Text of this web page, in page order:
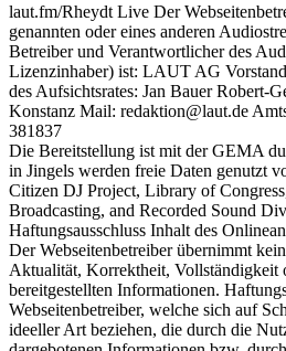
laut.fm/Rheydt Live Der
genannten oder eines anderen
Betreiber und Verantwortlicher des
Lizenzinhaber) ist: LAUT AG
des Aufsichtsrates: Jan Bauer Robert-
Konstanz Mail: redaktion@laut.de
381837
Die Bereitstellung ist mit der GEMA
in Jingels werden freie Daten genutzt
Citizen DJ Project, Library of
Broadcasting, and Recorded Sound
Haftungsausschluss Inhalt des
Der Webseitenbetreiber übernimmt
Aktualität, Korrektheit, Vollständigkeit
bereitgestellten Informationen.
Webseitenbetreiber, welche sich auf
ideeller Art beziehen, die durch die